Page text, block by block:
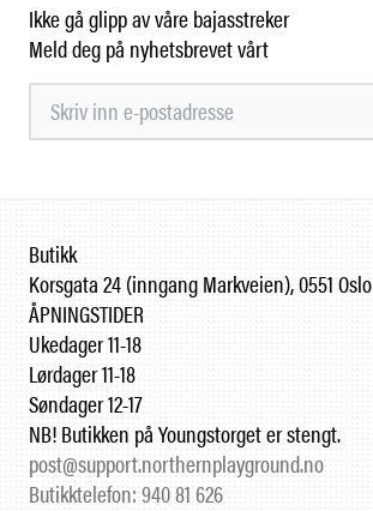
Ikke gå glipp av våre bajasstreker
Meld deg på nyhetsbrevet vårt
Butikk
Korsgata 24 (inngang Markveien), 0551 Oslo
ÅPNINGSTIDER
Ukedager 11-18
Lørdager 11-18
Søndager 12-17
NB! Butikken på Youngstorget er stengt.
post@support.northernplayground.no
Butikktelefon: 940 81 626